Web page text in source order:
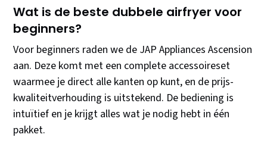
Wat is de beste dubbele airfryer voor
beginners?
Voor beginners raden we de JAP Appliances Ascension
aan. Deze komt met een complete accessoireset
waarmee je direct alle kanten op kunt, en de prijs-
kwaliteitverhouding is uitstekend. De bediening is
intuïtief en je krijgt alles wat je nodig hebt in één
pakket.